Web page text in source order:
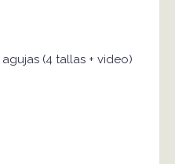
(4 tallas + video)